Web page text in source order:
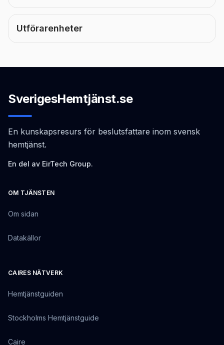
Utförarenheter
SverigesHemtjänst.se
En kunskapsresurs för beslutsfattare inom svensk
hemtjänst.
En del av EirTech Group.
OM TJÄNSTEN
Om sidan
Datakällor
CAIRES NÄTVERK
Hemtjänstguiden
Stockholms Hemtjänstguide
Caire